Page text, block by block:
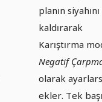
planın siyahını
kaldırarak
Karıştırma
Negatif
olarak
ekler. Tek